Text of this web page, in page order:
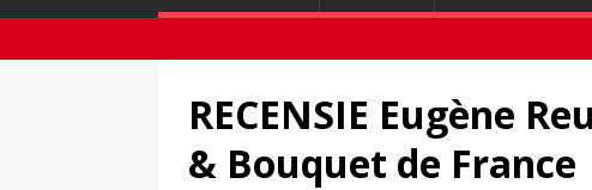
RECENSIE Eugène
& Bouquet de France